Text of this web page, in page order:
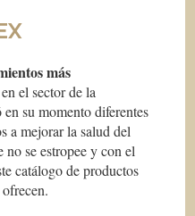
más
el sector de la
su momento diferentes
a mejorar la salud del
se estropee y con el
catálogo de productos